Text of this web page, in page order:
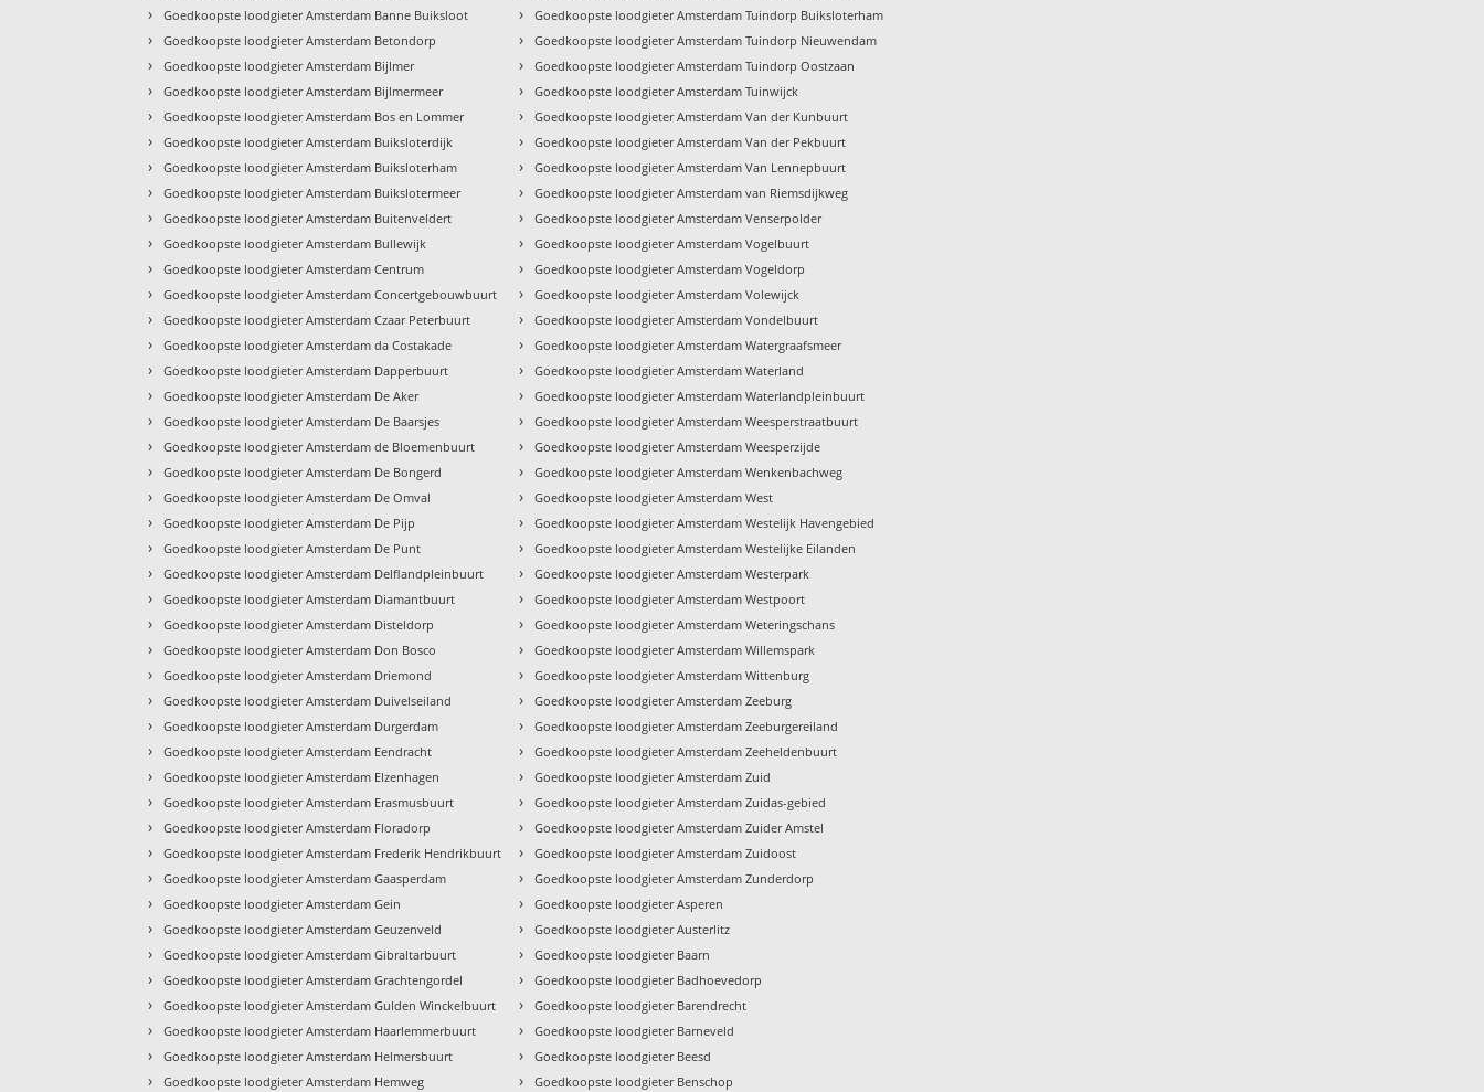
› Goedkoopste loodgieter Amsterdam Banne Buiksloot
› Goedkoopste loodgieter Amsterdam Betondorp
› Goedkoopste loodgieter Amsterdam Bijlmer
› Goedkoopste loodgieter Amsterdam Bijlmermeer
› Goedkoopste loodgieter Amsterdam Bos en Lommer
› Goedkoopste loodgieter Amsterdam Buiksloterdijk
› Goedkoopste loodgieter Amsterdam Buiksloterham
› Goedkoopste loodgieter Amsterdam Buikslotermeer
› Goedkoopste loodgieter Amsterdam Buitenveldert
› Goedkoopste loodgieter Amsterdam Bullewijk
› Goedkoopste loodgieter Amsterdam Centrum
› Goedkoopste loodgieter Amsterdam Concertgebouwbuurt
› Goedkoopste loodgieter Amsterdam Czaar Peterbuurt
› Goedkoopste loodgieter Amsterdam da Costakade
› Goedkoopste loodgieter Amsterdam Dapperbuurt
› Goedkoopste loodgieter Amsterdam De Aker
› Goedkoopste loodgieter Amsterdam De Baarsjes
› Goedkoopste loodgieter Amsterdam de Bloemenbuurt
› Goedkoopste loodgieter Amsterdam De Bongerd
› Goedkoopste loodgieter Amsterdam De Omval
› Goedkoopste loodgieter Amsterdam De Pijp
› Goedkoopste loodgieter Amsterdam De Punt
› Goedkoopste loodgieter Amsterdam Delflandpleinbuurt
› Goedkoopste loodgieter Amsterdam Diamantbuurt
› Goedkoopste loodgieter Amsterdam Disteldorp
› Goedkoopste loodgieter Amsterdam Don Bosco
› Goedkoopste loodgieter Amsterdam Driemond
› Goedkoopste loodgieter Amsterdam Duivelseiland
› Goedkoopste loodgieter Amsterdam Durgerdam
› Goedkoopste loodgieter Amsterdam Eendracht
› Goedkoopste loodgieter Amsterdam Elzenhagen
› Goedkoopste loodgieter Amsterdam Erasmusbuurt
› Goedkoopste loodgieter Amsterdam Floradorp
› Goedkoopste loodgieter Amsterdam Frederik Hendrikbuurt
› Goedkoopste loodgieter Amsterdam Gaasperdam
› Goedkoopste loodgieter Amsterdam Gein
› Goedkoopste loodgieter Amsterdam Geuzenveld
› Goedkoopste loodgieter Amsterdam Gibraltarbuurt
› Goedkoopste loodgieter Amsterdam Grachtengordel
› Goedkoopste loodgieter Amsterdam Gulden Winckelbuurt
› Goedkoopste loodgieter Amsterdam Haarlemmerbuurt
› Goedkoopste loodgieter Amsterdam Helmersbuurt
› Goedkoopste loodgieter Amsterdam Hemweg
› Goedkoopste loodgieter Amsterdam Tuindorp Buiksloterham
› Goedkoopste loodgieter Amsterdam Tuindorp Nieuwendam
› Goedkoopste loodgieter Amsterdam Tuindorp Oostzaan
› Goedkoopste loodgieter Amsterdam Tuinwijck
› Goedkoopste loodgieter Amsterdam Van der Kunbuurt
› Goedkoopste loodgieter Amsterdam Van der Pekbuurt
› Goedkoopste loodgieter Amsterdam Van Lennepbuurt
› Goedkoopste loodgieter Amsterdam van Riemsdijkweg
› Goedkoopste loodgieter Amsterdam Venserpolder
› Goedkoopste loodgieter Amsterdam Vogelbuurt
› Goedkoopste loodgieter Amsterdam Vogeldorp
› Goedkoopste loodgieter Amsterdam Volewijck
› Goedkoopste loodgieter Amsterdam Vondelbuurt
› Goedkoopste loodgieter Amsterdam Watergraafsmeer
› Goedkoopste loodgieter Amsterdam Waterland
› Goedkoopste loodgieter Amsterdam Waterlandpleinbuurt
› Goedkoopste loodgieter Amsterdam Weesperstraatbuurt
› Goedkoopste loodgieter Amsterdam Weesperzijde
› Goedkoopste loodgieter Amsterdam Wenkenbachweg
› Goedkoopste loodgieter Amsterdam West
› Goedkoopste loodgieter Amsterdam Westelijk Havengebied
› Goedkoopste loodgieter Amsterdam Westelijke Eilanden
› Goedkoopste loodgieter Amsterdam Westerpark
› Goedkoopste loodgieter Amsterdam Westpoort
› Goedkoopste loodgieter Amsterdam Weteringschans
› Goedkoopste loodgieter Amsterdam Willemspark
› Goedkoopste loodgieter Amsterdam Wittenburg
› Goedkoopste loodgieter Amsterdam Zeeburg
› Goedkoopste loodgieter Amsterdam Zeeburgereiland
› Goedkoopste loodgieter Amsterdam Zeeheldenbuurt
› Goedkoopste loodgieter Amsterdam Zuid
› Goedkoopste loodgieter Amsterdam Zuidas-gebied
› Goedkoopste loodgieter Amsterdam Zuider Amstel
› Goedkoopste loodgieter Amsterdam Zuidoost
› Goedkoopste loodgieter Amsterdam Zunderdorp
› Goedkoopste loodgieter Asperen
› Goedkoopste loodgieter Austerlitz
› Goedkoopste loodgieter Baarn
› Goedkoopste loodgieter Badhoevedorp
› Goedkoopste loodgieter Barendrecht
› Goedkoopste loodgieter Barneveld
› Goedkoopste loodgieter Beesd
› Goedkoopste loodgieter Benschop